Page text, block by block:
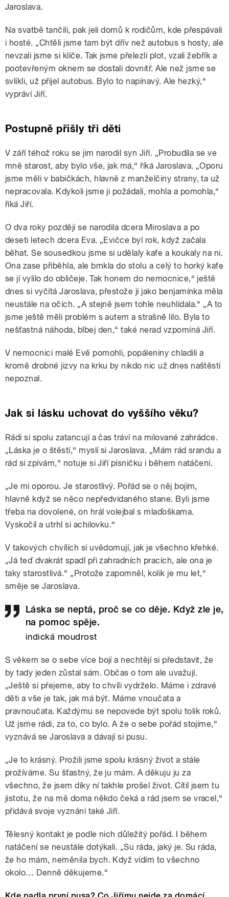
Jaroslava.
Na svatbě tančili, pak jeli domů k rodičům, kde přespávali
i hosté. „Chtěli jsme tam být dřív než autobus s hosty, ale
nevzali jsme si klíče. Tak jsme přelezli plot, vzali žebřík a
pootevřeným oknem se dostali dovnitř. Ale než jsme se
svlíkli, už přijel autobus. Bylo to napínavý. Ale hezký,“
vypráví Jiří.
Postupně přišly tři děti
V září téhož roku se jim narodil syn Jiří. „Probudila se ve
mně starost, aby bylo vše, jak má,“ říká Jaroslava. „Oporu
jsme měli v babičkách, hlavně z manželčiny strany, ta už
nepracovala. Kdykoli jsme ji požádali, mohla a pomohla,“
říká Jiří.
O dva roky později se narodila dcera Miroslava a po
deseti letech dcera Eva. „Evičce byl rok, když začala
běhat. Se sousedkou jsme si udělaly kafe a koukaly na ni.
Ona zase přiběhla, ale brnkla do stolu a celý to horký kafe
se jí vylilo do obličeje. Tak honem do nemocnice,“ ještě
dnes si vyčítá Jaroslava, přestože ji jako benjamínka měla
neustále na očích. „A stejně jsem tohle neuhlídala.“ „A to
jsme ještě měli problém s autem a strašně lilo. Byla to
nešťastná náhoda, blbej den,“ také nerad vzpomíná Jiří.
V nemocnici malé Evě pomohli, popáleniny chladili a
kromě drobné jizvy na krku by nikdo nic už dnes naštěstí
nepoznal.
Jak si lásku uchovat do vyššího věku?
Rádi si spolu zatancují a čas tráví na milované zahrádce.
„Láska je o štěstí,“ myslí si Jaroslava. „Mám rád srandu a
rád si zpívám,“ notuje si Jiří písničku i během natáčení.
„Je mi oporou. Je starostlivý. Pořád se o něj bojím,
hlavně když se něco nepředvídaného stane. Byli jsme
třeba na dovolené, on hrál volejbal s mlaďoškama.
Vyskočil a utrhl si achilovku.“
V takových chvílích si uvědomují, jak je všechno křehké.
„Já teď dvakrát spadl při zahradních pracích, ale ona je
taky starostlivá.“ „Protože zapomněl, kolik je mu let,“
směje se Jaroslava.
Láska se neptá, proč se co děje. Když zle je,
na pomoc spěje.
indická moudrost
S věkem se o sebe více bojí a nechtějí si představit, že
by tady jeden zůstal sám. Občas o tom ale uvažují.
„Ještě si přejeme, aby to chvíli vydrželo. Máme i zdravé
děti a vše je tak, jak má být. Máme vnoučata a
pravnoučata. Každýmu se nepovede být spolu tolik roků.
Už jsme rádi, za to, co bylo. A že o sebe pořád stojíme,“
vyznává se Jaroslava a dávají si pusu.
„Je to krásný. Prožili jsme spolu krásný život a stále
prožíváme. Su šťastný, že ju mám. A děkuju ju za
všechno, že jsem díky ní takhle prošel život. Cítil jsem tu
jistotu, že na mě doma někdo čeká a rád jsem se vracel,“
přidává svoje vyznání také Jiří.
Tělesný kontakt je podle nich důležitý pořád. I během
natáčení se neustále dotýkali. „Su ráda, jaký je. Su ráda,
že ho mám, neměnila bych. Když vidím to všechno
okolo… Denně děkujeme.“